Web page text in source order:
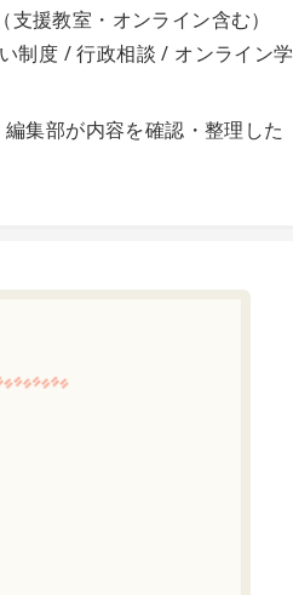
（支援教室・オンライン含む）
制度 / 行政相談 / オンライン学
集部が内容を確認・整理した